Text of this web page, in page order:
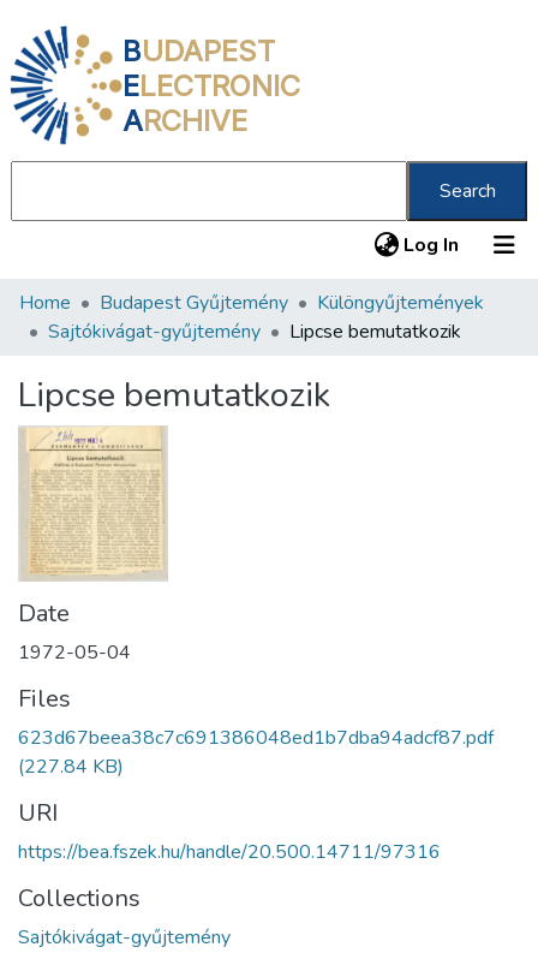
BUDAPEST
ELECTRONIC
ARCHIVE
Search
Log In (current)
Communities & Collections
Statistics
About us
Home Budapest Gyűjtemény
Különgyűjtemények
Sajtókivágat-gyűjtemény
Lipcse bemutatkozik
Lipcse bemutatkozik
Date
1972-05-04
Files
623d67beea38c7c691386048ed1b7dba94adcf87.pdf
(227.84 KB)
URI
https://bea.fszek.hu/handle/20.500.14711/97316
Collections
Sajtókivágat-gyűjtemény